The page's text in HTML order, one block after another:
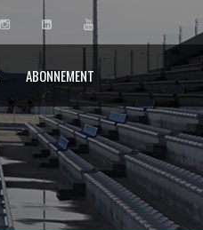
ABONNEMENT